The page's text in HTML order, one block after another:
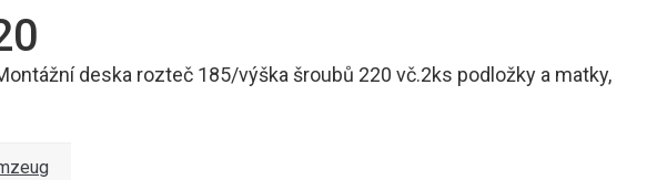
deska rozteč 185/výška šroubů 220 vč.2ks podložky a matky,